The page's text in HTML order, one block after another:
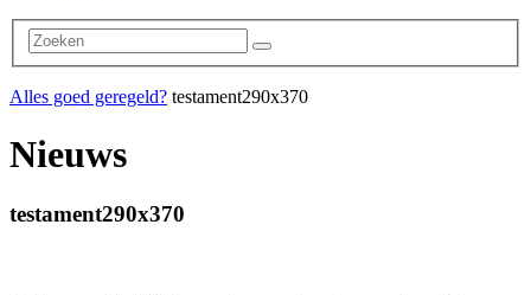
Alles goed geregeld? testament290x370
Nieuws
testament290x370